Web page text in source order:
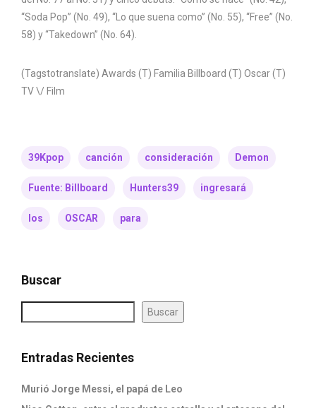
“Soda Pop” (No. 49), “Lo que suena como” (No. 55), “Free” (No.
58) y “Takedown” (No. 64).
(Tagstotranslate) Awards (T) Familia Billboard (T) Oscar (T)
TV \/ Film
39Kpop canción consideración Demon
Fuente: Billboard Hunters39 ingresará
los OSCAR para
Buscar
Buscar
Entradas Recientes
Murió Jorge Messi, el papá de Leo